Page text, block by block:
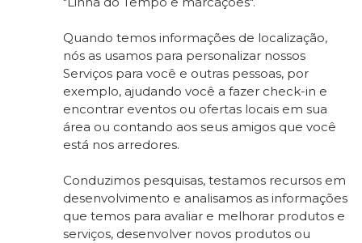
Quando temos informações de localização,
nós as usamos para personalizar nossos
Serviços para você e outras pessoas, por
exemplo, ajudando você a fazer check-in e
encontrar eventos ou ofertas locais em sua
área ou contando aos seus amigos que você
está nos arredores.
Conduzimos pesquisas, testamos recursos em
desenvolvimento e analisamos as informações
que temos para avaliar e melhorar produtos e
serviços, desenvolver novos produtos ou